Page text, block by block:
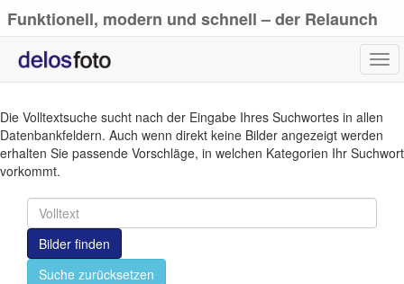
Funktionell, modern und schnell – der Relaunch
Die Volltextsuche sucht nach der Eingabe Ihres Suchwortes in allen
Datenbankfeldern. Auch wenn direkt keine Bilder angezeigt werden
erhalten Sie passende Vorschläge, in welchen Kategorien Ihr Suchwort
vorkommt.
Bilder finden
Suche zurücksetzen